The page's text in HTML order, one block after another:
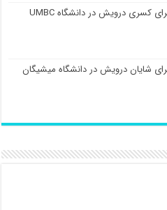
مراسم جشن دکترای کسری درویش در دانشگاه UMBC
شایان درویش در دانشگاه میشیگان